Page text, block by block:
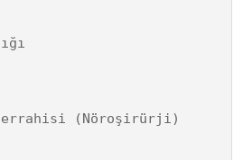
(Nöroşirürji)